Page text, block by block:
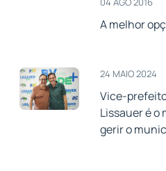
A melhor
24 MAIO 2024
Vice-
Lissauer é o
gerir o